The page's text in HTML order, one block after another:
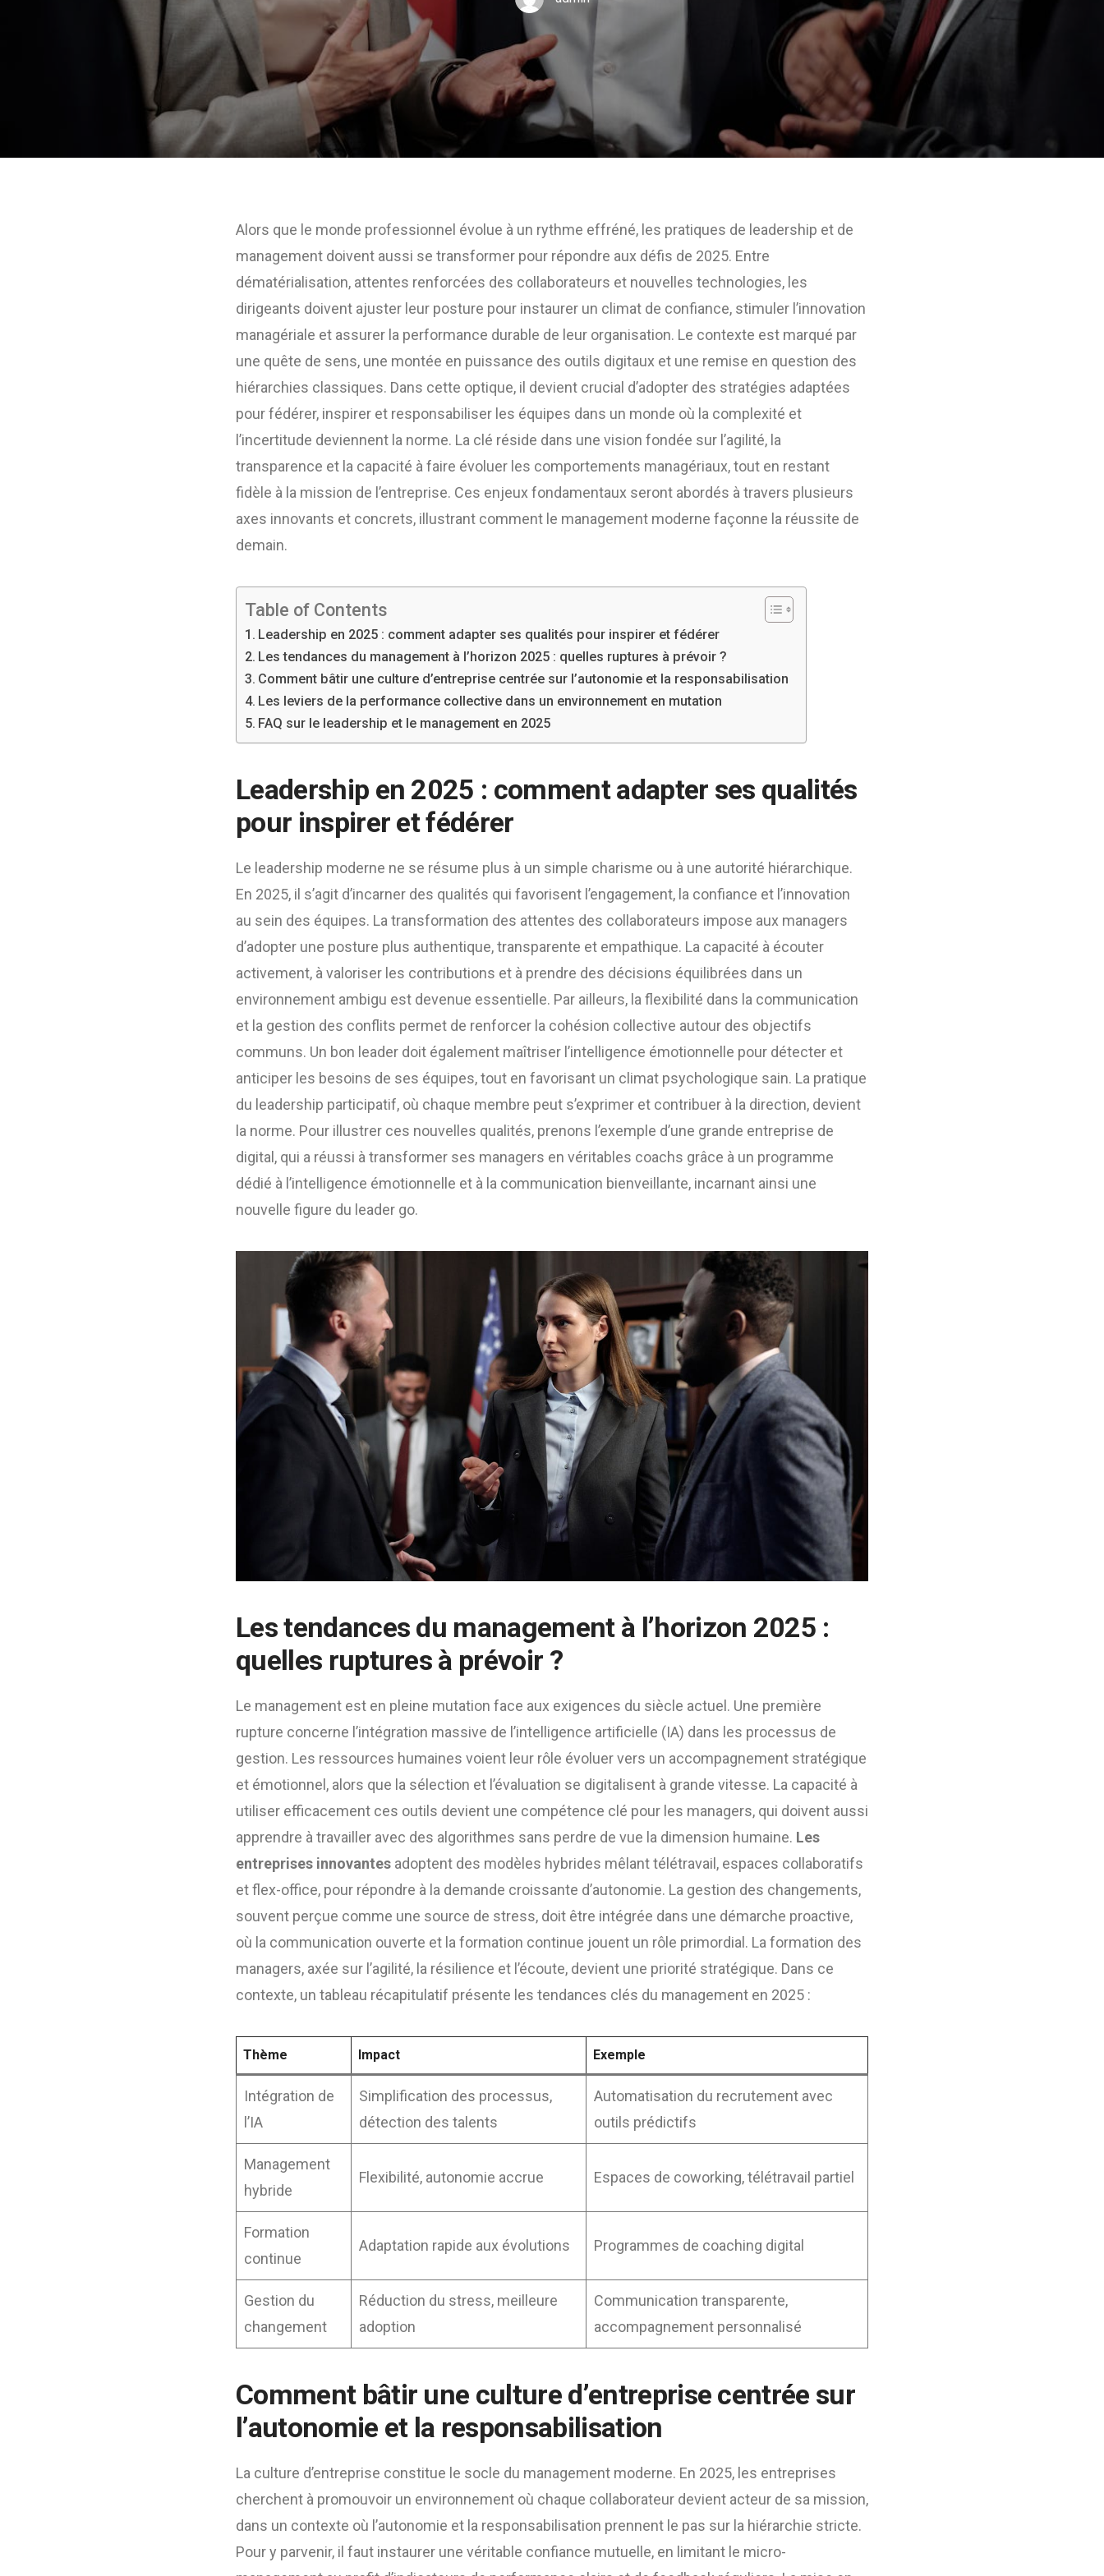
Alors que le monde professionnel évolue à un rythme effréné, les pratiques de leadership et de
management doivent aussi se transformer pour répondre aux défis de 2025. Entre
dématérialisation, attentes renforcées des collaborateurs et nouvelles technologies, les
dirigeants doivent ajuster leur posture pour instaurer un climat de confiance, stimuler l’innovation
managériale et assurer la performance durable de leur organisation. Le contexte est marqué par
une quête de sens, une montée en puissance des outils digitaux et une remise en question des
hiérarchies classiques. Dans cette optique, il devient crucial d’adopter des stratégies adaptées
pour fédérer, inspirer et responsabiliser les équipes dans un monde où la complexité et
l’incertitude deviennent la norme. La clé réside dans une vision fondée sur l’agilité, la
transparence et la capacité à faire évoluer les comportements managériaux, tout en restant
fidèle à la mission de l’entreprise. Ces enjeux fondamentaux seront abordés à travers plusieurs
axes innovants et concrets, illustrant comment le management moderne façonne la réussite de
demain.
Table of Contents
Leadership en 2025 : comment adapter ses qualités pour inspirer et fédérer
Les tendances du management à l’horizon 2025 : quelles ruptures à prévoir ?
Comment bâtir une culture d’entreprise centrée sur l’autonomie et la responsabilisation
Les leviers de la performance collective dans un environnement en mutation
FAQ sur le leadership et le management en 2025
Leadership en 2025 : comment adapter ses qualités
pour inspirer et fédérer
Le leadership moderne ne se résume plus à un simple charisme ou à une autorité hiérarchique.
En 2025, il s’agit d’incarner des qualités qui favorisent l’engagement, la confiance et l’innovation
au sein des équipes. La transformation des attentes des collaborateurs impose aux managers
d’adopter une posture plus authentique, transparente et empathique. La capacité à écouter
activement, à valoriser les contributions et à prendre des décisions équilibrées dans un
environnement ambigu est devenue essentielle. Par ailleurs, la flexibilité dans la communication
et la gestion des conflits permet de renforcer la cohésion collective autour des objectifs
communs. Un bon leader doit également maîtriser l’intelligence émotionnelle pour détecter et
anticiper les besoins de ses équipes, tout en favorisant un climat psychologique sain. La pratique
du leadership participatif, où chaque membre peut s’exprimer et contribuer à la direction, devient
la norme. Pour illustrer ces nouvelles qualités, prenons l’exemple d’une grande entreprise de
digital, qui a réussi à transformer ses managers en véritables coachs grâce à un programme
dédié à l’intelligence émotionnelle et à la communication bienveillante, incarnant ainsi une
nouvelle figure du leader go.
Les tendances du management à l’horizon 2025 :
quelles ruptures à prévoir ?
Le management est en pleine mutation face aux exigences du siècle actuel. Une première
rupture concerne l’intégration massive de l’intelligence artificielle (IA) dans les processus de
gestion. Les ressources humaines voient leur rôle évoluer vers un accompagnement stratégique
et émotionnel, alors que la sélection et l’évaluation se digitalisent à grande vitesse. La capacité à
utiliser efficacement ces outils devient une compétence clé pour les managers, qui doivent aussi
apprendre à travailler avec des algorithmes sans perdre de vue la dimension humaine. Les
entreprises innovantes adoptent des modèles hybrides mêlant télétravail, espaces collaboratifs
et flex-office, pour répondre à la demande croissante d’autonomie. La gestion des changements,
souvent perçue comme une source de stress, doit être intégrée dans une démarche proactive,
où la communication ouverte et la formation continue jouent un rôle primordial. La formation des
managers, axée sur l’agilité, la résilience et l’écoute, devient une priorité stratégique. Dans ce
contexte, un tableau récapitulatif présente les tendances clés du management en 2025 :
Thème Impact Exemple
Intégration de
l’IA
Simplification des processus,
détection des talents
Automatisation du recrutement avec
outils prédictifs
Management
hybride
Flexibilité, autonomie accrue Espaces de coworking, télétravail partiel
Formation
continue
Adaptation rapide aux évolutions Programmes de coaching digital
Gestion du
changement
Réduction du stress, meilleure
adoption
Communication transparente,
accompagnement personnalisé
Comment bâtir une culture d’entreprise centrée sur
l’autonomie et la responsabilisation
La culture d’entreprise constitue le socle du management moderne. En 2025, les entreprises
cherchent à promouvoir un environnement où chaque collaborateur devient acteur de sa mission,
dans un contexte où l’autonomie et la responsabilisation prennent le pas sur la hiérarchie stricte.
Pour y parvenir, il faut instaurer une véritable confiance mutuelle, en limitant le micro-